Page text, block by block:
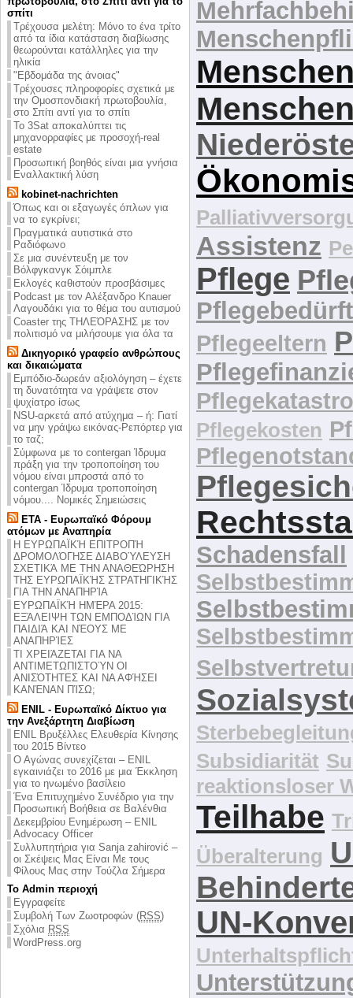
σπίτι
Τρέχουσα μελέτη: Μόνο το ένα τρίτο
από τα ίδια κατάσταση διαβίωσης
θεωρούνται κατάλληλες για την
ηλικία
"Εβδομάδα της άνοιας"
Τρέχουσες πληροφορίες σχετικά με
την Ομοσπονδιακή πρωτοβουλία,
στο Σπίτι αντί για το σπίτι
Το 3Sat αποκαλύπτει τις
μηχανορραφίες με προσοχή-real
estate
Προσωπική βοηθός είναι μια γνήσια
Εναλλακτική λύση
kobinet-nachrichten
Όπως και οι εξαγωγές όπλων για
να το εγκρίνει;
Πραγματικά αυτιστικά στο
Ραδιόφωνο
Σε μια συνέντευξη με τον
Βόλφγκανγκ Σόιμπλε
Εκλογές καθιστούν προσβάσιμες
Podcast με τον Αλέξανδρο Knauer
Λαγουδάκι για το θέμα του αυτισμού
Coaster της ΤΗΛΕΌΡΑΣΗΣ με τον
πολιτισμό να μιλήσουμε για όλα τα
Δικηγορικό γραφείο ανθρώπους
και δικαιώματα
Εμπόδιο-δωρεάν αξιολόγηση – έχετε
τη δυνατότητα να γράψετε στον
ψυχίατρο ίσως
NSU-αρκετά από ατύχημα – ή: Γιατί
να μην γράψω εικόνας-Ρεπόρτερ για
το ταζ;
Σύμφωνα με το contergan Ίδρυμα
πράξη για την τροποποίηση του
νόμου είναι μπροστά από το
contergan Ίδρυμα τροποποίηση
νόμου.... Νομικές Σημειώσεις
ΕΤΑ - Ευρωπαϊκό Φόρουμ
ατόμων με Αναπηρία
Η ΕΥΡΩΠΑΪΚΉ ΕΠΙΤΡΟΠΉ
ΔΡΟΜΟΛΌΓΗΣΕ ΔΙΑΒΟΎΛΕΥΣΗ
ΣΧΕΤΙΚΆ ΜΕ ΤΗΝ ΑΝΑΘΕΏΡΗΣΗ
ΤΗΣ ΕΥΡΩΠΑΪΚΉΣ ΣΤΡΑΤΗΓΙΚΉΣ
ΓΙΑ ΤΗΝ ΑΝΑΠΗΡΊΑ
ΕΥΡΩΠΑΪΚΉ ΗΜΈΡΑ 2015:
ΕΞΆΛΕΙΨΗ ΤΩΝ ΕΜΠΟΔΊΩΝ ΓΙΑ
ΠΑΙΔΙΆ ΚΑΙ ΝΈΟΥΣ ΜΕ
ΑΝΑΠΗΡΊΕΣ
ΤΙ ΧΡΕΙΆΖΕΤΑΙ ΓΙΑ ΝΑ
ΑΝΤΙΜΕΤΩΠΙΣΤΟΎΝ ΟΙ
ΑΝΙΣΌΤΗΤΕΣ ΚΑΙ ΝΑ ΑΦΉΣΕΙ
ΚΑΝΈΝΑΝ ΠΊΣΩ;
ENIL - Ευρωπαϊκό Δίκτυο για
την Ανεξάρτητη Διαβίωση
ENIL Βρυξέλλες Ελευθερία Κίνησης
του 2015 Βίντεο
Ο Αγώνας συνεχίζεται – ENIL
εγκαινιάζει το 2016 με μια Έκκληση
για το ηνωμένο βασίλειο
Ένα Επιτυχημένο Συνέδριο για την
Προσωπική Βοήθεια σε Βαλένθια
Δεκεμβρίου Ενημέρωση – ENIL
Advocacy Officer
Συλλυπητήρια για Sanja zahirović –
οι Σκέψεις Μας Είναι Με τους
Φίλους Μας στην Τούζλα Σήμερα
Το Admin περιοχή
Εγγραφείτε
Συμβολή Των Ζωοτροφών (RSS)
Σχόλια RSS
WordPress.org
Assistenz
Pflege
Pflegeeltern
Pflegekosten
Schadensfall
Subsidiarität
reaktionsloser
Teilhabe
Überalterung
UN-